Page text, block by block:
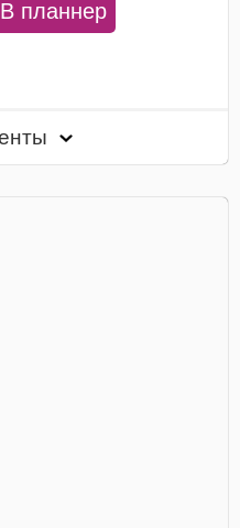
В планнер